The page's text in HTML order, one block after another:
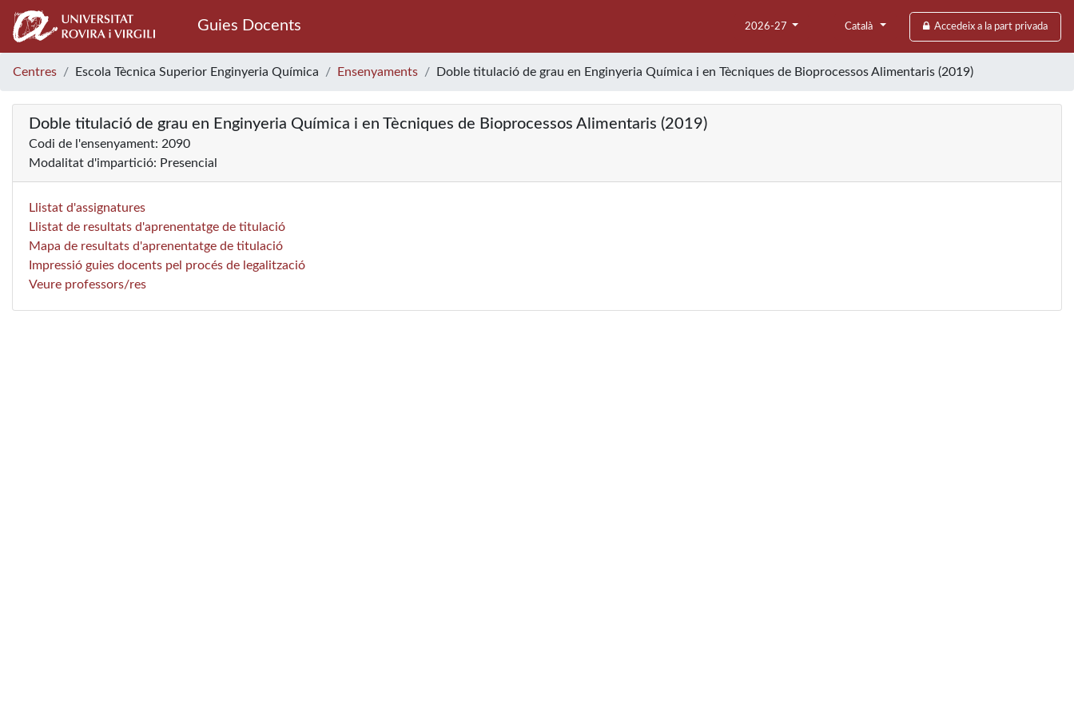
Guies Docents 2026-27 Català Accedeix a la part privada
Centres Escola Tècnica Superior Enginyeria Química Ensenyaments Doble titulació de grau en Enginyeria Química i en Tècniques de Bioprocessos Alimentaris (2019)
Doble titulació de grau en Enginyeria Química i en Tècniques de Bioprocessos Alimentaris (2019)
Codi de l'ensenyament: 2090
Modalitat d'impartició: Presencial
Llistat d'assignatures
Llistat de resultats d'aprenentatge de titulació
Mapa de resultats d'aprenentatge de titulació
Impressió guies docents pel procés de legalització
Veure professors/res